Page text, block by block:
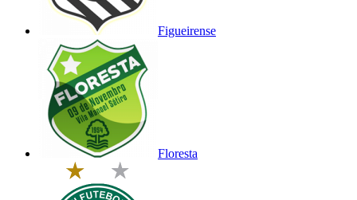
Figueirense
Floresta